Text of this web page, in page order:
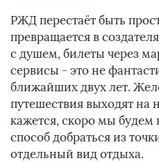
РЖД перестаёт быть
превращается в
с душем, билеты через
сервисы - это не
ближайших двух лет.
путешествия выходят на
кажется, скоро мы будем
способ добраться из
отдельный вид отдыха.